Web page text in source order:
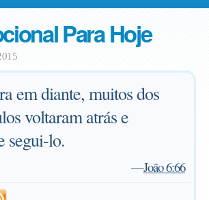
Para Hoje
em diante, muitos dos
voltaram atrás e
segui-lo.
—João 6:66